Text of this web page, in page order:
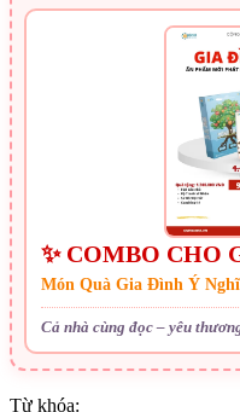
✨ COMBO CHO
Món Quà Gia Đình Ý
Cả nhà cùng đọc – yêu
Từ khóa: